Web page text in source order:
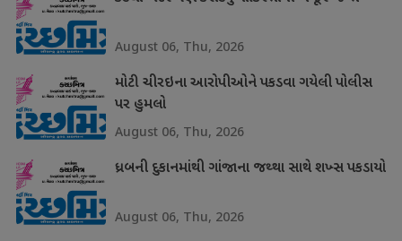
August 06, Thu, 2026
મોટી ચીરઇના આરોપીઓને પકડવા ગયેલી પોલીસ
પર હુમલો
August 06, Thu, 2026
ધ્રબની દુકાનમાંથી ગાંજાના જથ્થા સાથે શખ્સ પકડાયો
August 06, Thu, 2026